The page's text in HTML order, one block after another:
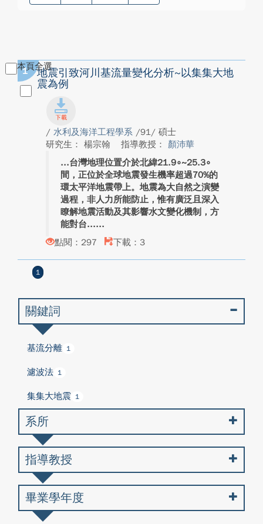
本頁全選
1
地震引致河川基流量變化分析~以集集大地
震為例
/ 水利及海洋工程學系 /91/ 碩士
研究生： 楊宗翰
指導教授： 顏沛華
台灣地理位置介於北緯21.9∘~25.3∘
間，正位於全球地震發生機率超過70%的
環太平洋地震帶上。地震為大自然之演變
過程，非人力所能防止，惟有廣泛且深入
瞭解地震活動及其影響水文變化機制，方
能對台...
點閱：297
下載：3
1
關鍵詞
基流分離 1
濾波法 1
集集大地震 1
系所
指導教授
畢業學年度